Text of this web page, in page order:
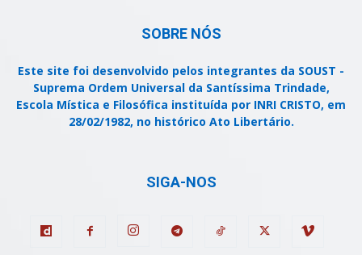
SOBRE NÓS
Este site foi desenvolvido pelos integrantes da SOUST -
Suprema Ordem Universal da Santíssima Trindade,
Escola Mística e Filosófica instituída por INRI CRISTO, em
28/02/1982, no histórico Ato Libertário.
SIGA-NOS